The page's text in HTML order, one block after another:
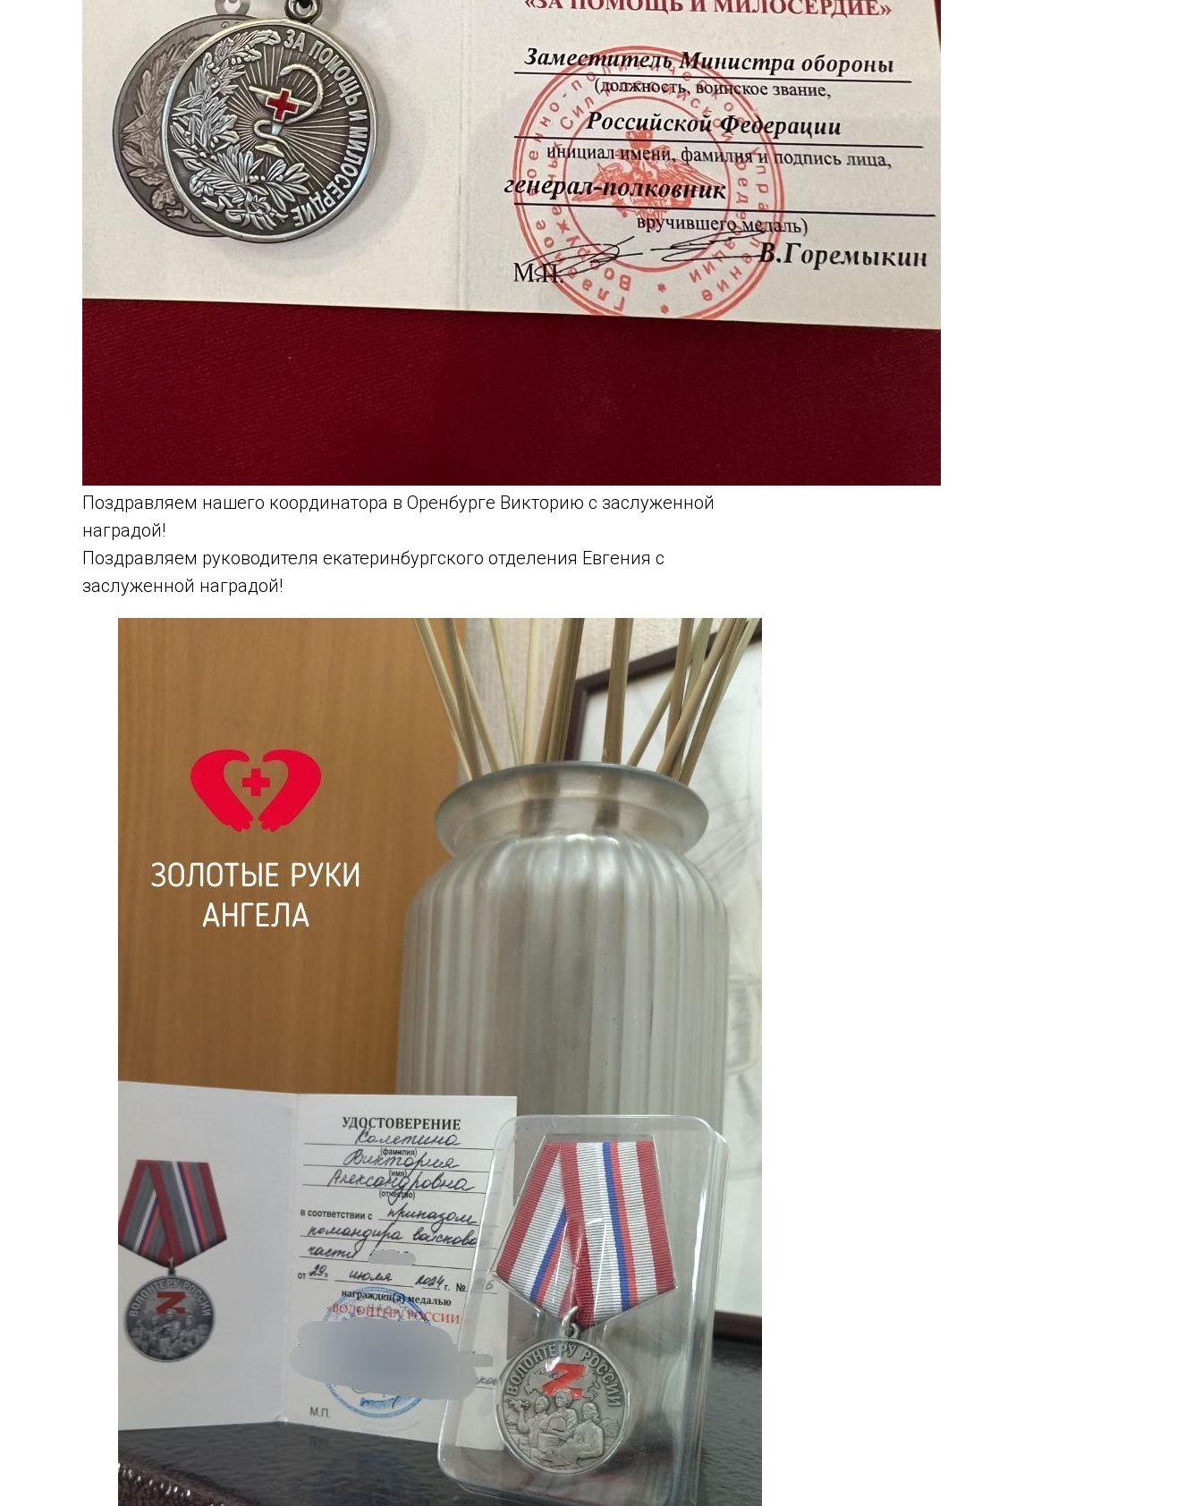
Поздравляем нашего координатора в Оренбурге Викторию с заслуженной
наградой!
Поздравляем руководителя екатеринбургского отделения Евгения с
заслуженной наградой!